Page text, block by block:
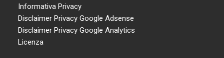
Informativa Privacy
Disclaimer Privacy Google Adsense
Disclaimer Privacy Google Analytics
Licenza